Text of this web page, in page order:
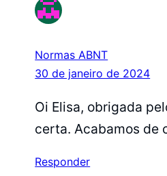
Normas ABNT
30 de janeiro de 2024
Oi Elisa, obrigada
certa. Acabamos de
Responder